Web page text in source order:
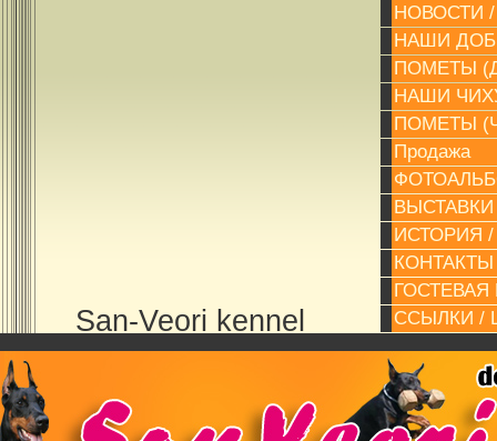
San-Veori kennel
НОВОСТИ /
НАШИ
ПОМЕТЫ
НАШИ
ПОМЕТЫ
Продажа
ВЫСТАВКИ
ИСТОРИЯ /
КОНТАКТЫ
ГОСТЕВАЯ
ССЫЛКИ /